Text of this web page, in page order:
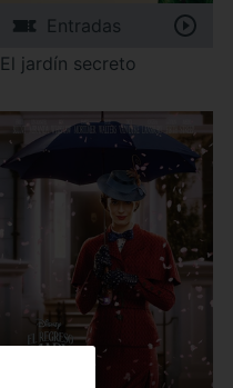
Entradas
El jardín secreto